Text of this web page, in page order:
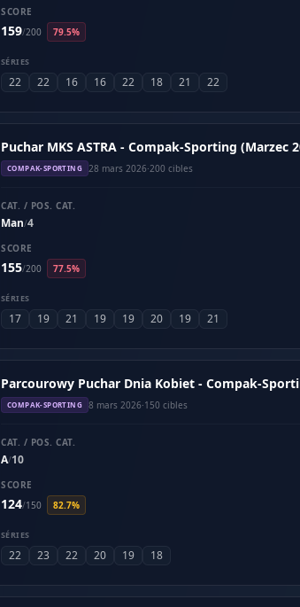
SCORE
159/200 79.5%
SÉRIES
22 22 16 16 22 18 21 22
Puchar MKS ASTRA - Compak-Sporting (Marzec
COMPAK-SPORTING 28 mars 2026·200 cibles
CAT. / POS. CAT.
Man/4
SCORE
155/200 77.5%
SÉRIES
17 19 21 19 19 20 19 21
Parcourowy Puchar Dnia Kobiet - Compak-
COMPAK-SPORTING 8 mars 2026·150 cibles
CAT. / POS. CAT.
A/10
SCORE
124/150 82.7%
SÉRIES
22 23 22 20 19 18